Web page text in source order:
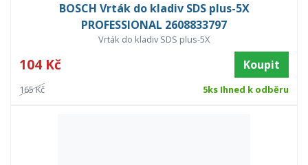
BOSCH Vrták do kladiv SDS plus-5X
PROFESSIONAL 2608833797
Vrták do kladiv SDS plus-5X
104 Kč Koupit
165 Kč 5ks Ihned k odběru